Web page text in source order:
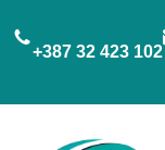
na
+387 32 423 102